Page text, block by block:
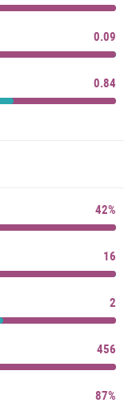
0.09
0.84
42%
16
2
456
87%